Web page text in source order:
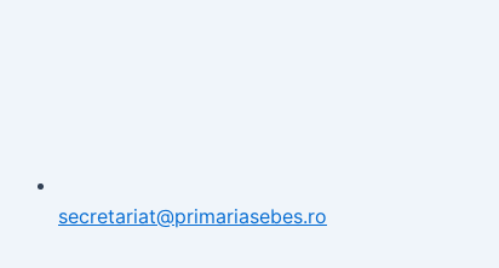
secretariat@primariasebes.ro